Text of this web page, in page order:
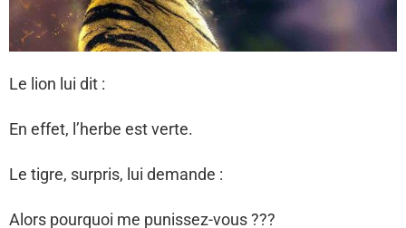
Le lion lui dit :
En effet, l’herbe est verte.
Le tigre, surpris, lui demande :
Alors pourquoi me punissez-vous ???